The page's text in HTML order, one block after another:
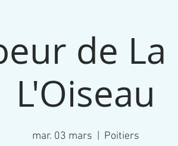
de
L'Oiseau
mar. 03 mars Poitiers